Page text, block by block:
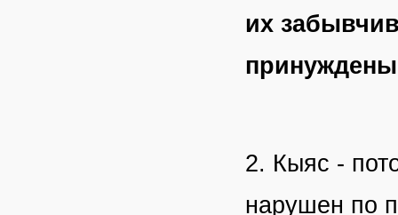
их
2. Кыяс -
нарушен по